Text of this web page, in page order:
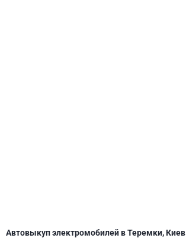
Автовыкуп электромобилей в Теремки, Киев